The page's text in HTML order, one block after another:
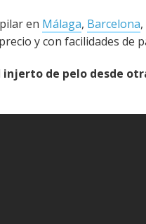
en Málaga, Barcelona
y con facilidades de
injerto de pelo desde